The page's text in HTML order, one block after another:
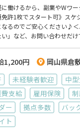
働けるから、副業やWワ
許1枚でスタート可》ス
るのでご安心ください♪＜
い」など、お問い合わせだ
1,200円 岡山県倉
未経験者歓迎 中
支給 雇用保険
ー 拠点多数 バッ
ト